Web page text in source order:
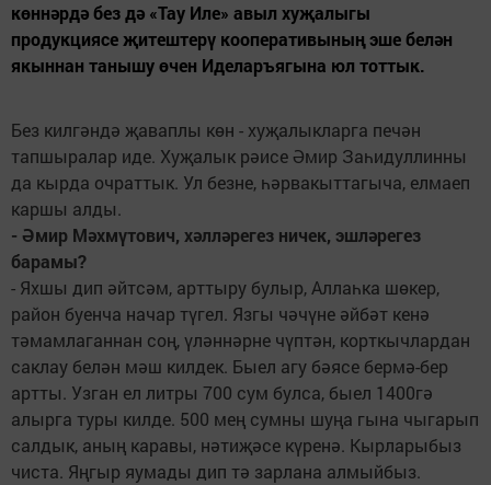
көннәрдә без дә «Тау Иле» авыл хуҗалыгы
продукциясе җитештерү кооперативының эше белән
якыннан танышу өчен Иделаръягына юл тоттык.
Без килгәндә җаваплы көн - хуҗалыкларга печән
тапшыралар иде. Хуҗалык рәисе Әмир Заһидуллинны
да кырда очраттык. Ул безне, һәрвакыттагыча, елмаеп
каршы алды.
- Әмир Мәхмүтович, хәлләрегез ничек, эшләрегез
барамы?
- Яхшы дип әйтсәм, арттыру булыр, Аллаһка шөкер,
район буенча начар түгел. Язгы чәчүне әйбәт кенә
тәмамлаганнан соң, үләннәрне чүптән, корткычлардан
саклау белән мәш килдек. Быел агу бәясе бермә-бер
артты. Узган ел литры 700 сум булса, быел 1400гә
алырга туры килде. 500 мең сумны шуңа гына чыгарып
салдык, аның каравы, нәтиҗәсе күренә. Кырларыбыз
чиста. Яңгыр яумады дип тә зарлана алмыйбыз.